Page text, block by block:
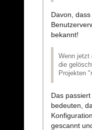
Davon,
bekannt!
Wenn jetzt
die
Projekten
Das
bedeuten,
gescannt